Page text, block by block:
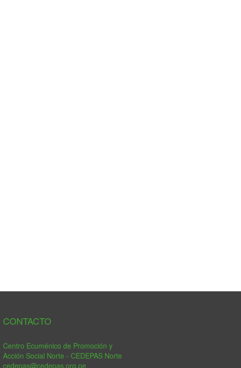
CONTACTO
Centro Ecuménico de Promoción y
Acción Social Norte - CEDEPAS Norte
cedepas@cedepas.org.pe